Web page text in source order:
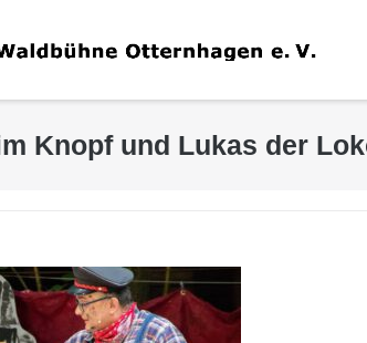
Knopf und Lukas der